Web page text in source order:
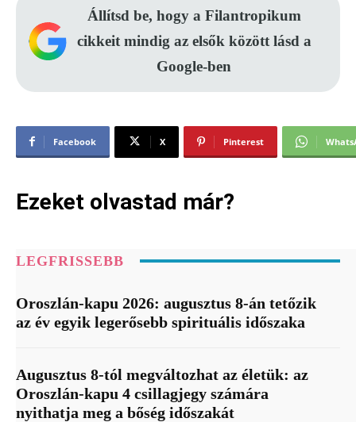
Állítsd be, hogy a Filantropikum
cikkeit mindig az elsők között lásd a
Google-ben
Facebook X Pinterest
Ezeket olvastad már?
LEGFRISSEBB
Oroszlán-kapu 2026: augusztus 8-án tetőzik
az év egyik legerősebb spirituális időszaka
Augusztus 8-tól megváltozhat az életük: az
Oroszlán-kapu 4 csillagjegy számára
nyithatja meg a bőség időszakát